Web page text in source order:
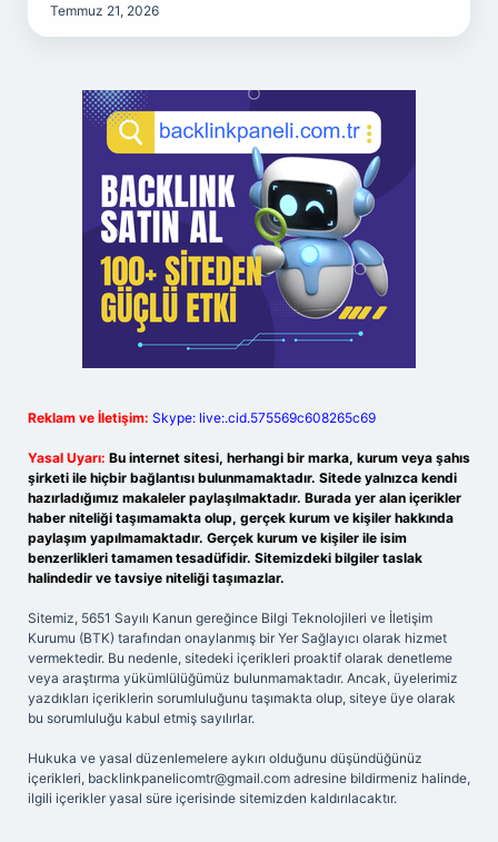
Temmuz 21, 2026
Reklam ve İletişim: Skype: live:.cid.575569c608265c69
Yasal Uyarı: Bu internet sitesi, herhangi bir marka, kurum veya şahıs
şirketi ile hiçbir bağlantısı bulunmamaktadır. Sitede yalnızca kendi
hazırladığımız makaleler paylaşılmaktadır. Burada yer alan içerikler
haber niteliği taşımamakta olup, gerçek kurum ve kişiler hakkında
paylaşım yapılmamaktadır. Gerçek kurum ve kişiler ile isim
benzerlikleri tamamen tesadüfidir. Sitemizdeki bilgiler taslak
halindedir ve tavsiye niteliği taşımazlar.
Sitemiz, 5651 Sayılı Kanun gereğince Bilgi Teknolojileri ve İletişim
Kurumu (BTK) tarafından onaylanmış bir Yer Sağlayıcı olarak hizmet
vermektedir. Bu nedenle, sitedeki içerikleri proaktif olarak denetleme
veya araştırma yükümlülüğümüz bulunmamaktadır. Ancak, üyelerimiz
yazdıkları içeriklerin sorumluluğunu taşımakta olup, siteye üye olarak
bu sorumluluğu kabul etmiş sayılırlar.
Hukuka ve yasal düzenlemelere aykırı olduğunu düşündüğünüz
içerikleri, backlinkpanelicomtr@gmail.com adresine bildirmeniz halinde,
ilgili içerikler yasal süre içerisinde sitemizden kaldırılacaktır.